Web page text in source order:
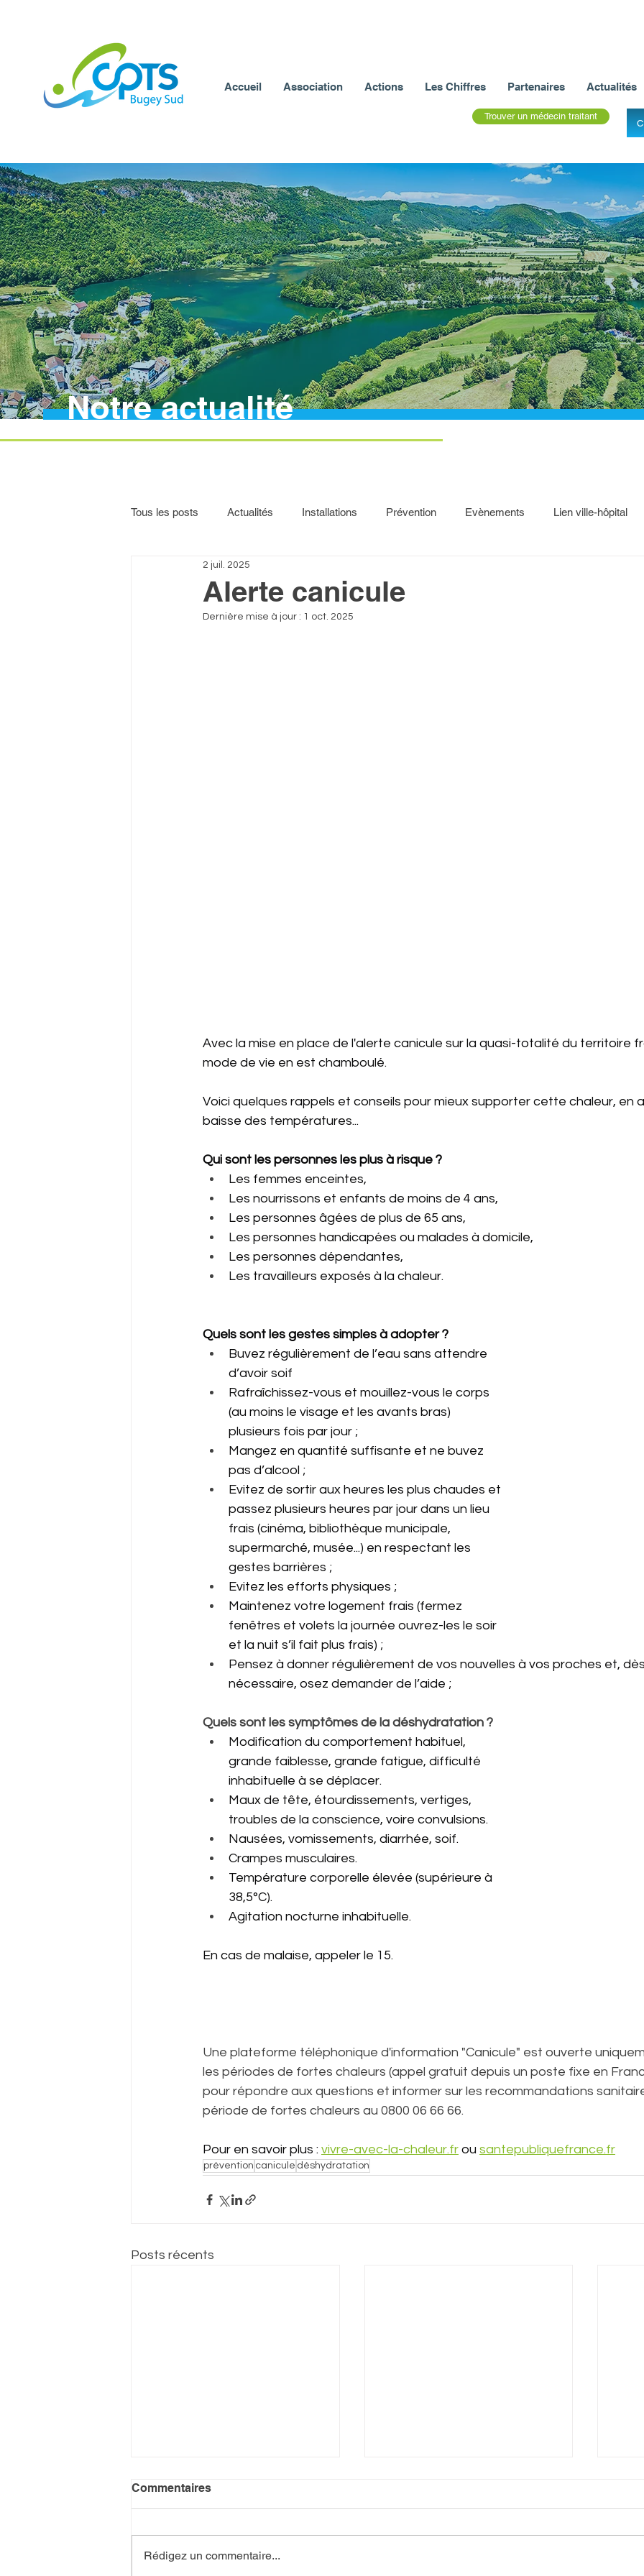
Trouver un médecin traitant
Accueil Association Actions Les Chiffres Partenaires Actualités
Notre actualité
Tous les posts Actualités Installations Prévention Evènements Lien ville-hôpital
Alerte canicule
2 juil. 2025
Dernière mise à jour : 1 oct. 2025
Avec la mise en place de l'alerte canicule sur la quasi-totalité du territoire
mode de vie en est chamboulé.
Voici quelques rappels et conseils pour mieux supporter cette chaleur, en
baisse des températures...
Qui sont les personnes les plus à risque ?
Les femmes enceintes,
Les nourrissons et enfants de moins de 4 ans,
Les personnes âgées de plus de 65 ans,
Les personnes handicapées ou malades à domicile,
Les personnes dépendantes,
Les travailleurs exposés à la chaleur.
Quels sont les gestes simples à adopter ?
Buvez régulièrement de l’eau sans attendre
d’avoir soif
Rafraîchissez-vous et mouillez-vous le corps
(au moins le visage et les avants bras)
plusieurs fois par jour ;
Mangez en quantité suffisante et ne buvez
pas d’alcool ;
Evitez de sortir aux heures les plus chaudes et
passez plusieurs heures par jour dans un lieu
frais (cinéma, bibliothèque municipale,
supermarché, musée...) en respectant les
gestes barrières ;
Evitez les efforts physiques ;
Maintenez votre logement frais (fermez
fenêtres et volets la journée ouvrez-les le soir
et la nuit s’il fait plus frais) ;
Pensez à donner régulièrement de vos nouvelles à vos proches et,
nécessaire, osez demander de l’aide ;
Quels sont les symptômes de la déshydratation ?
Modification du comportement habituel,
grande faiblesse, grande fatigue, difficulté
inhabituelle à se déplacer.
Maux de tête, étourdissements, vertiges,
troubles de la conscience, voire convulsions.
Nausées, vomissements, diarrhée, soif.
Crampes musculaires.
Température corporelle élevée (supérieure à
38,5°C).
Agitation nocturne inhabituelle.
En cas de malaise, appeler le 15.
Une plateforme téléphonique d'information "Canicule" est ouverte
les périodes de fortes chaleurs (appel gratuit depuis un poste fixe en
pour répondre aux questions et informer sur les recommandations
période de fortes chaleurs au 0800 06 66 66.
Pour en savoir plus : vivre-avec-la-chaleur.fr ou santepubliquefrance.fr
prévention canicule déshydratation
Posts récents
Commentaires
Rédigez un commentaire...